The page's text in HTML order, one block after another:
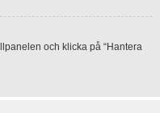
och klicka på “Hantera